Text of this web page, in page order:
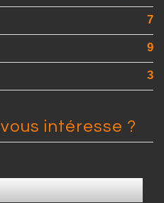
7
9
3
vous intéresse ?